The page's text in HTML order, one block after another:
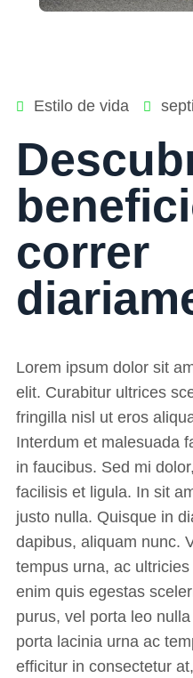
Estilo de vida
correr
Lorem ipsum dolor sit
elit. Curabitur ultrices
fringilla nisl ut eros
Interdum et malesuada
in faucibus. Sed mi
facilisis et ligula. In sit
justo nulla. Quisque in
dapibus, aliquam nunc.
tempus urna, ac
enim quis egestas
purus, vel porta leo
porta lacinia urna ac
efficitur in consectetur